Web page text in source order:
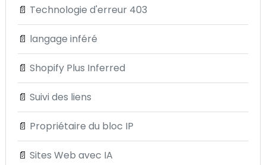
📄 Technologie d'erreur 403
📄 langage inféré
📄 Shopify Plus Inferred
📄 Suivi des liens
📄 Propriétaire du bloc IP
📄 Sites Web avec IA